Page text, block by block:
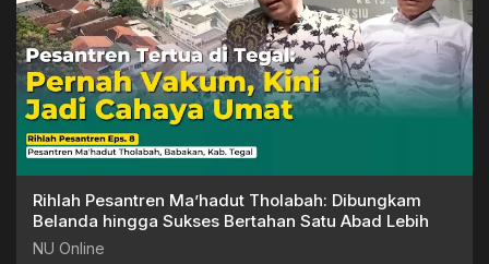
Rihlah Pesantren Ma’hadut Tholabah: Dibungkam
Belanda hingga Sukses Bertahan Satu Abad Lebih
NU Online